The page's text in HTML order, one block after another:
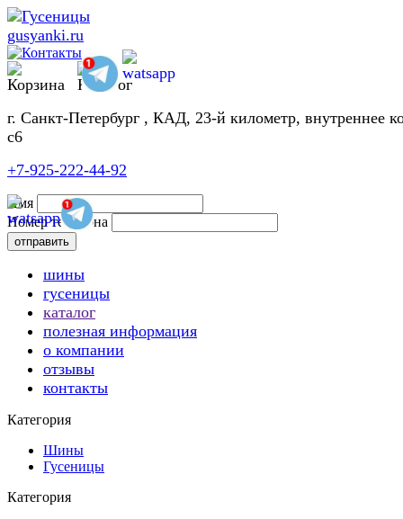
г. Санкт-Петербург , КАД, 23-й километр, внутреннее
с6
+7-925-222-44-92
Имя
Номер телефона
шины
гусеницы
каталог
полезная информация
о компании
отзывы
контакты
Категория
Шины
Гусеницы
Категория